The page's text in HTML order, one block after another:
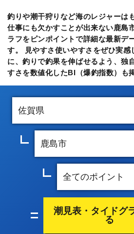
釣りや潮干狩りなど海のレジャーは
仕事にも欠かすことが出来ない鹿島
ラフをピンポイントで詳細な最新デ
す。 見やすさ使いやすさをぜひ実感
に、釣りで釣果を伸ばせるよう、独
すさを数値化したBI（爆釣指数）も
潮見表・タイドグ
る